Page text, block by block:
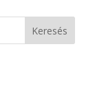
Keresés